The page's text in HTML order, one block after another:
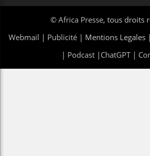
© Africa Presse, tous droits
Webmail | Publicité | Mentions Legales |
| Podcast| ChatGPT|